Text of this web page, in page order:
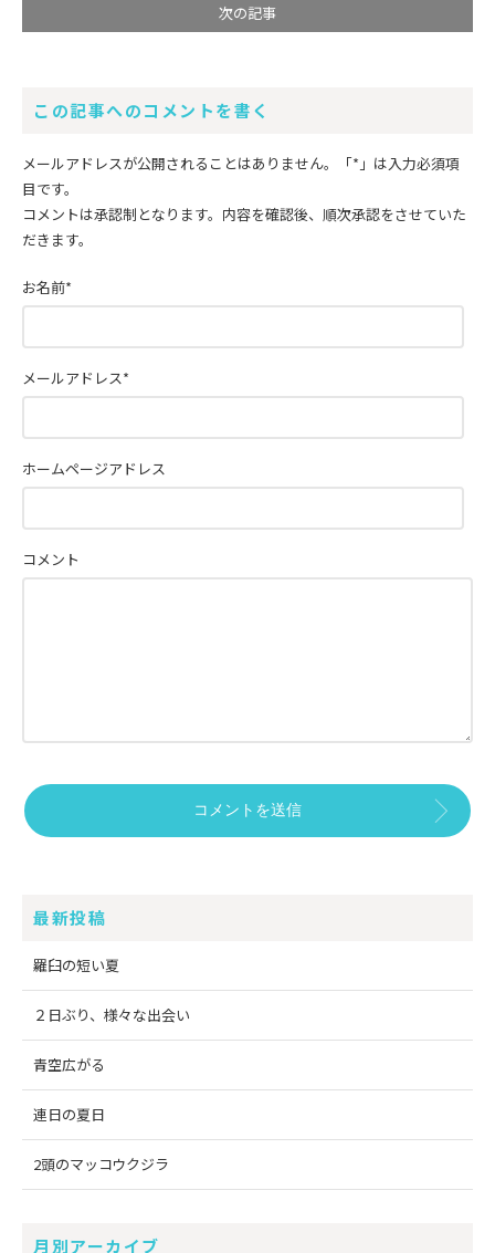
次の記事
この記事へのコメントを書く
メールアドレスが公開されることはありません。 「*」 は入力必須項
目です。
コメントは承認制となります。内容を確認後、順次承認をさせていた
だきます。
コメント
お名前*
メールアドレス*
ホームページアドレス
最新投稿
羅臼の短い夏
２日ぶり、様々な出会い
青空広がる
連日の夏日
2頭のマッコウクジラ
月別アーカイブ